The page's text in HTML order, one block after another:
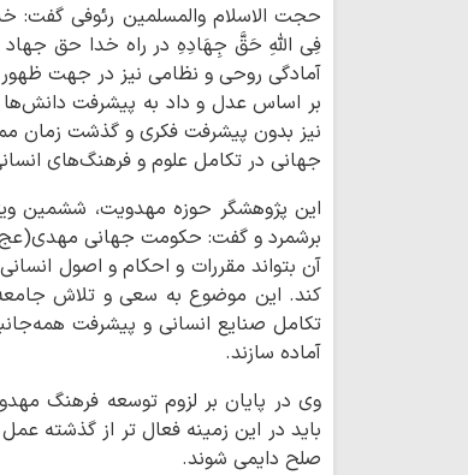
حجت الاسلام والمسلمین رئوفی گفت:
آمادگی روحی و نظامی نیز در جهت ظهور
بر اساس عدل و داد به پیشرفت دانش‌ها
نیز بدون پیشرفت فکری و گذشت زمان
جهانی در تکامل علوم و فرهنگ‌های
این پژوهشگر حوزه مهدویت، ششمین
برشمرد و گفت: حکومت جهانی مهدی(عج)
آن بتواند مقررات و احکام و اصول
کند. این موضوع به سعی و تلاش جامعه
تکامل صنایع انسانی و پیشرفت
آماده سازند.
وی در پایان بر لزوم توسعه فرهنگ
باید در این زمینه فعال تر از گذشته
صلح دایمی شوند.